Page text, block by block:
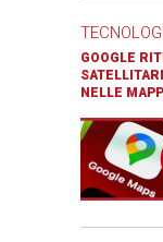
GOOGLE
NELLE